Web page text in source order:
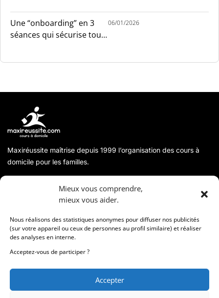
Mieux vous comprendre,
mieux vous aider.
Nous réalisons des statistiques anonymes pour diffuser nos publicités
(sur votre appareil ou ceux de personnes au profil similaire) et réaliser
des analyses en interne.
Acceptez-vous de participer ?
Accepter
Une “onboarding” en 3
séances qui sécurise tout
06/01/2026
Maxiréussite maîtrise depuis 1999 l’organisation des cours à
domicile pour les familles.
Coordonnées